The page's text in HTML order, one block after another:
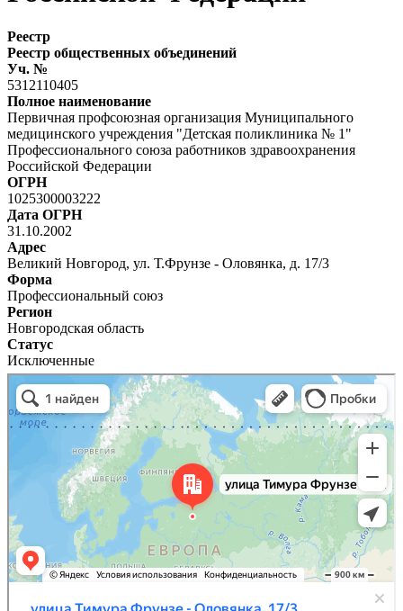
Реестр
Реестр общественных объединений
Уч. №
5312110405
Полное наименование
Первичная профсоюзная организация Муниципального
медицинского учреждения "Детская поликлиника № 1"
Профессионального союза работников здравоохранения
Российской Федерации
ОГРН
1025300003222
Дата ОГРН
31.10.2002
Адрес
Великий Новгород, ул. Т.Фрунзе - Оловянка, д. 17/3
Форма
Профессиональный союз
Регион
Новгородская область
Статус
Исключенные